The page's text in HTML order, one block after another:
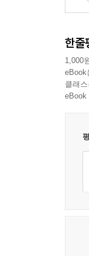
한줄
1,000
eBook
클래
eBook